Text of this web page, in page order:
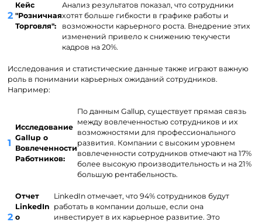
Кейс
"Розничная
Торговля":
Анализ результатов показал, что сотрудники
хотят больше гибкости в графике работы и
возможности карьерного роста. Внедрение этих
изменений привело к снижению текучести
кадров на 20%.
Исследования и статистические данные также играют важную
роль в понимании карьерных ожиданий сотрудников.
Например:
Исследование
Gallup о
Вовлеченности
Работников:
По данным Gallup, существует прямая связь
между вовлеченностью сотрудников и их
возможностями для профессионального
развития. Компании с высоким уровнем
вовлеченности сотрудников отмечают на 17%
более высокую производительность и на 21%
большую рентабельность.
Отчет
LinkedIn
о
LinkedIn отмечает, что 94% сотрудников будут
работать в компании дольше, если она
инвестирует в их карьерное развитие. Это